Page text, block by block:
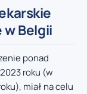
Belgii
ponad
roku (w
miał na celu